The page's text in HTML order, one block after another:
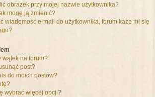
obrazek przy mojej nazwie użytkownika?
mogę ją zmienić?
wiadomość e-mail do użytkownika, forum każe mi się
wątek na forum?
post?
do moich postów?
wybrać więcej opcji?